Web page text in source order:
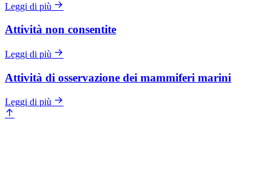
Leggi di più
Attività non consentite
Leggi di più
Attività di osservazione dei mammiferi marini
Leggi di più